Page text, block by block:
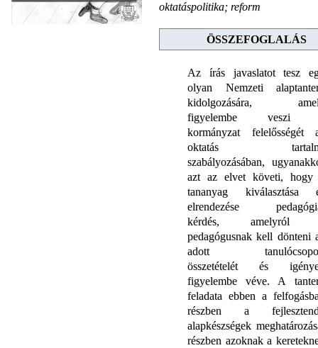
oktatáspolitika; reform
ÖSSZEFOGLALÁS
Az írás javaslatot tesz
olyan Nemzeti
kidolgozására,
figyelembe veszi
kormányzat felelősségét
oktatás
szabályozásában,
azt az elvet követi, hogy
tananyag kiválasztása
elrendezése
kérdés, amelyról
pedagógusnak kell dönteni
adott
összetételét és
figyelembe véve. A
feladata ebben a
részben a
alapkészségek
részben azoknak a